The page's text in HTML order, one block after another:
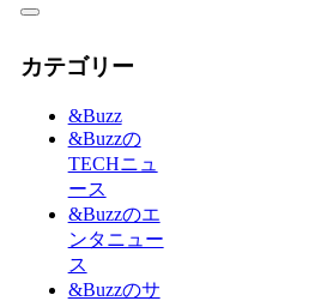
カテゴリー
&Buzz
&Buzzの
TECHニュ
ース
&Buzzのエ
ンタニュー
ス
&Buzzのサ